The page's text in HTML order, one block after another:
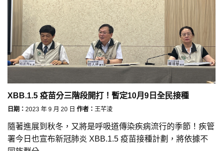
XBB.1.5 疫苗分三階段開打！暫定10月9日全民接種
日期： 2023 年 9 月 20 日 作者： 王芊淩
隨著進展到秋冬，又將是呼吸道傳染疾病流行的季節！疾管
署今日也宣布新冠肺炎 XBB.1.5 疫苗接種計劃，將依據不